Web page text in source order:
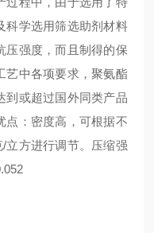
科学选用筛选助剂材料
压强度，而且制得的保
艺中各项要求，聚氨酯
到或超过国外同类产品
点：密度高，可根据不
立方进行调节。压缩强